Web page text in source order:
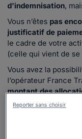
d'indemnisation,
Vous n’êtes pas
justificatif de
le cadre de votre
(celle qui vient de
Vous avez la
l’opérateur France
montant des
Quand utiliser
Reporter sans choisir